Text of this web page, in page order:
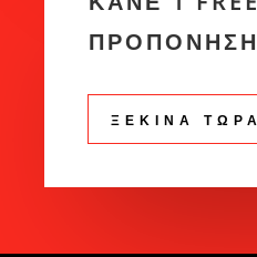
ΠΡΟΠΟΝΗΣΗ
ΞΕΚΙΝΑ ΤΩΡΑ